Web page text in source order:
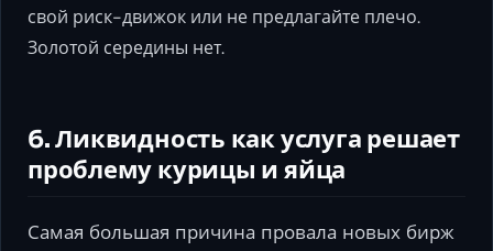
свой риск-движок или не предлагайте плечо.
Золотой середины нет.
6. Ликвидность как услуга решает
проблему курицы и яйца
Самая большая причина провала новых бирж